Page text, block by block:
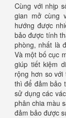
Cùng với nhịp
gian mở cùng
hướng được
bảo được tính
phòng, nhất là
Và một bố cục
giúp tiết kiệm
rộng hơn so
thì để đảm bảo
sử dụng các
phân chia màu
đảm bảo được